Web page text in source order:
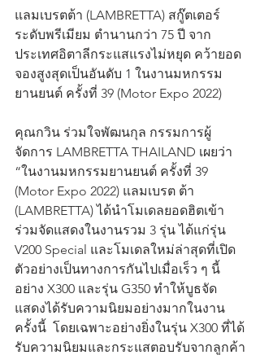
แลมเบรตต้า (LAMBRETTA) สกู๊ตเตอร์
ระดับพรีเมียม ตำนานกว่า 75 ปี จาก
ประเทศอิตาลีกระแสแรงไม่หยุด คว้ายอด
จองสูงสุดเป็นอันดับ 1 ในงานมหกรรม
ยานยนต์ ครั้งที่ 39 (Motor Expo 2022)
คุณกวิน ร่วมใจพัฒนกุล กรรมการผู้
จัดการ LAMBRETTA THAILAND เผยว่า
“ในงานมหกรรมยานยนต์ ครั้งที่ 39
(Motor Expo 2022) แลมเบรต ต้า
(LAMBRETTA) ได้นำโมเดลยอดฮิตเข้า
ร่วมจัดแสดงในงานรวม 3 รุ่น ได้แก่รุ่น
V200 Special และโมเดลใหม่ล่าสุดที่เปิด
ตัวอย่างเป็นทางการกันไปเมื่อเร็ว ๆ นี้
อย่าง X300 และรุ่น G350 ทำให้บูธจัด
แสดงได้รับความนิยมอย่างมากในงาน
ครั้งนี้  โดยเฉพาะอย่างยิ่งในรุ่น X300 ที่ได้
รับความนิยมและกระแสตอบรับจากลูกค้า